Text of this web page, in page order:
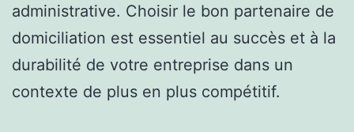
administrative. Choisir le bon partenaire de
domiciliation est essentiel au succès et à la
durabilité de votre entreprise dans un
contexte de plus en plus compétitif.